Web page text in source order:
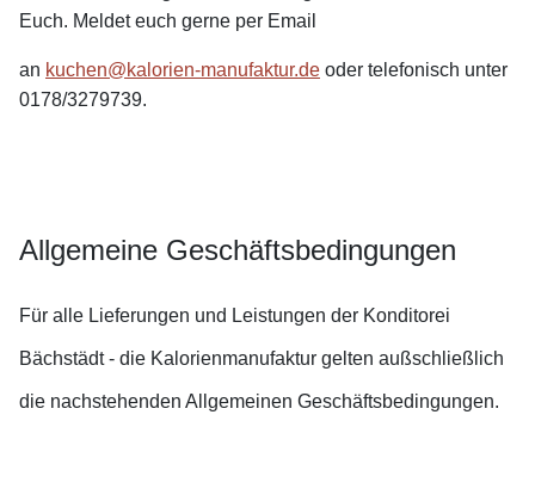
Euch. Meldet euch gerne per Email
an kuchen@kalorien-manufaktur.de oder telefonisch unter
0178/3279739.
Allgemeine Geschäftsbedingungen
Für alle Lieferungen und Leistungen der Konditorei
Bächstädt - die Kalorienmanufaktur gelten außschließlich
die nachstehenden Allgemeinen Geschäftsbedingungen.